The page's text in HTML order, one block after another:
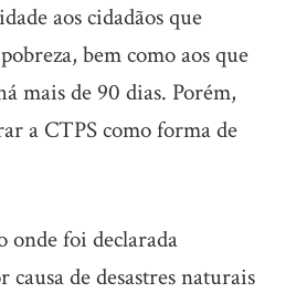
aos cidadãos que
bem como aos que
mais de 90 dias. Porém,
a CTPS como forma de
onde foi declarada
de desastres naturais